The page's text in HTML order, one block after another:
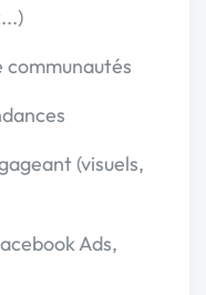
(visuels,
Ads,